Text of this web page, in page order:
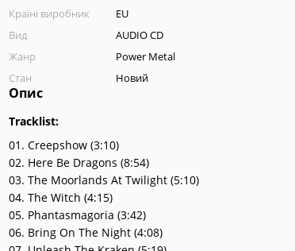
Країні виробник
EU
Вид
AUDIO CD
Жанр
Power Metal
Стан
Новий
Опис
Tracklist:
01. Creepshow (3:10)
02. Here Be Dragons (8:54)
03. The Moorlands At Twilight (5:10)
04. The Witch (4:15)
05. Phantasmagoria (3:42)
06. Bring On The Night (4:08)